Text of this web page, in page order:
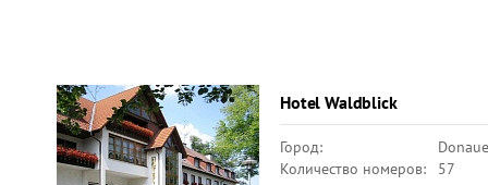
Hotel Waldblick
Город:
Количество номеров:
57